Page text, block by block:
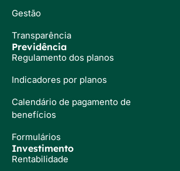
Gestão
Transparência
Previdência
Regulamento dos planos
Indicadores por planos
Calendário de pagamento de
benefícios
Formulários
Investimento
Rentabilidade